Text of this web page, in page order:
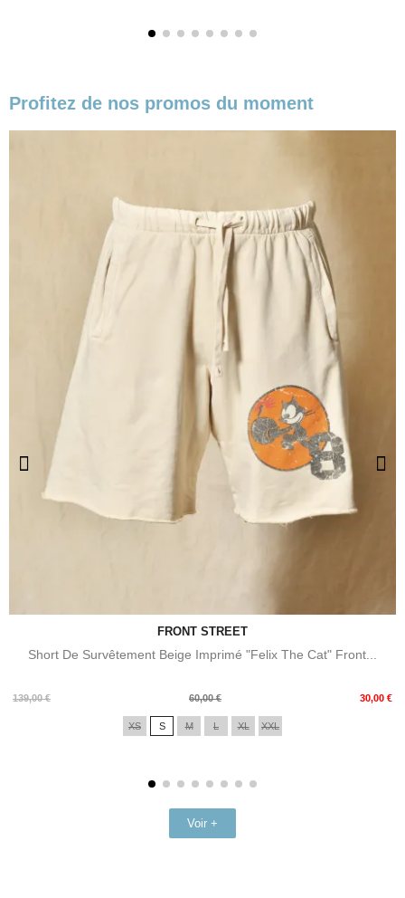
Profitez de nos promos du moment
FRONT STREET
Short De Survêtement Beige Imprimé "Felix The Cat" Front...
139,00 €
Prix
60,00 € 30,00 €
Prix
XS S M L XL XXL
Voir +